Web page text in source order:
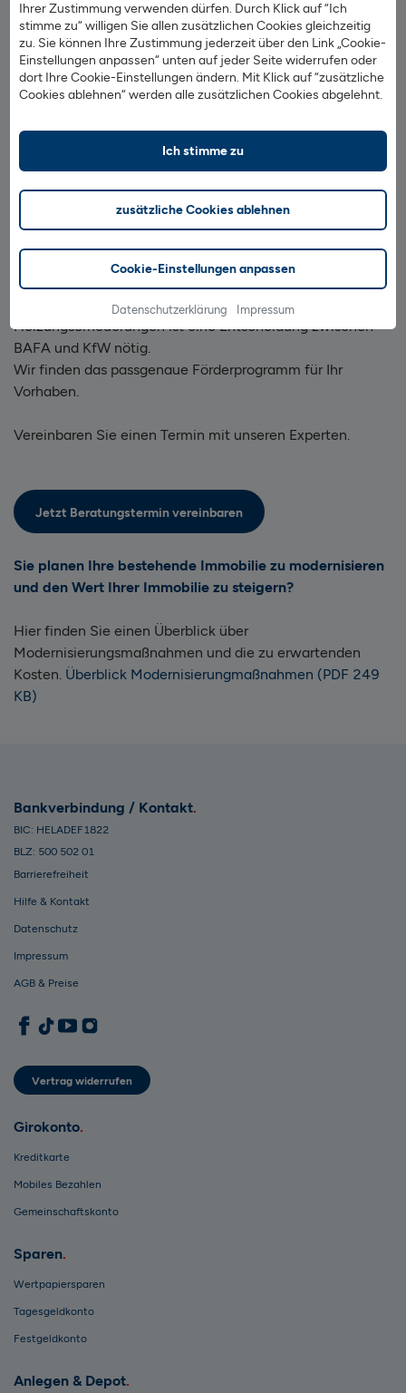
Ihrer Zustimmung verwenden dürfen. Durch Klick auf “Ich
stimme zu“ willigen Sie allen zusätzlichen Cookies gleichzeitig
zu. Sie können Ihre Zustimmung jederzeit über den Link „Cookie-
Einstellungen anpassen“ unten auf jeder Seite widerrufen oder
dort Ihre Cookie-Einstellungen ändern. Mit Klick auf “zusätzliche
Cookies ablehnen“ werden alle zusätzlichen Cookies abgelehnt.
Ich stimme zu
zusätzliche Cookies ablehnen
Cookie-Einstellungen anpassen
Datenschutzerklärung Impressum
Klimagerechte Investitionen in die Zukunft lohnen sich für
Hauseigentümer. Das Bundesamt für Wirtschaft und
Ausfuhrkontrolle (BAFA) fördert neben dem Neubau oder
dem Ersterwerb von Effizienzhäusern eine große
Energieeffizienz im Vordergrund steht.
Informieren Sie sich in einem persönlichen Gespräch über
alle für Sie in Frage kommenden Zuschüsse.
Besonders attraktiv: Sollten Sie eine umfassende
Sanierung zum Effizienzhaus planen, können Sie die
Dies gilt ebenfalls, wenn Sie Ihre Heizung auf erneuerbare
Energien umstellen möchten. Bei allen anderen
Heizungserneuerungen ist eine Entscheidung zwischen
BAFA und KfW nötig.
Wir finden das passgenaue Förderprogramm für Ihr
Vorhaben.
Vereinbaren Sie einen Termin mit unseren Experten.
Jetzt Beratungstermin vereinbaren
Sie planen Ihre bestehende Immobilie zu modernisieren
und den Wert Ihrer Immobilie zu steigern?
Hier finden Sie einen Überblick über
Modernisierungsmaßnahmen und die zu erwartenden
Kosten. Überblick Modernisierungmaßnahmen (PDF 249
KB)
Bankverbindung / Kontakt
BIC: HELADEF1822
BLZ: 500 502 01
Barrierefreiheit
Hilfe & Kontakt
Datenschutz
Impressum
AGB & Preise
1822direkt auf Facebook
1822direkt auf TikTok
1822direkt auf YouTube
1822direkt auf Instagram
Vertrag widerrufen
Girokonto
Kreditkarte
Mobiles Bezahlen
Gemeinschaftskonto
Sparen
Wertpapiersparen
Tagesgeldkonto
Festgeldkonto
Anlegen & Depot